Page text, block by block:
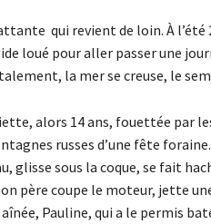
qui revient de loin. À l’été
loué pour aller passer une
la mer se creuse, le
alors 14 ans, fouettée par
russes d’une fête
glisse sous la coque, se fait
père coupe le moteur, jette
Pauline, qui a le permis